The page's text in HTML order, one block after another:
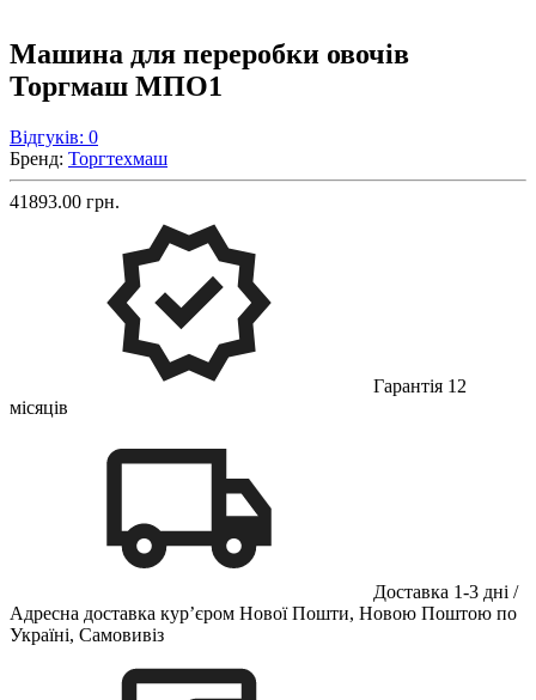
Машина для переробки овочів
Торгмаш МПО1
Відгуків: 0
Бренд: Торгтехмаш
41893.00 грн.
Гарантія 12
місяців
Доставка 1-3 дні /
Адресна доставка кур’єром Нової Пошти, Новою Поштою по
Україні, Самовивіз